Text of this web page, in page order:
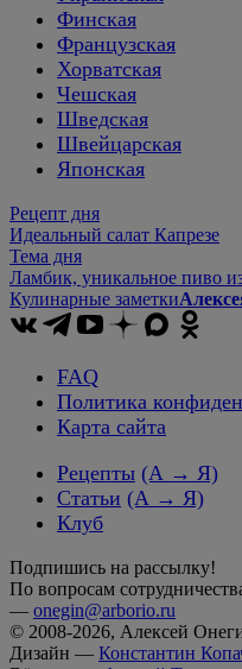
Финская
Французская
Хорватская
Чешская
Шведская
Швейцарская
Японская
Рецепт дня
Идеальный салат Капрезе
Тема дня
Ламбик, уникальное пиво
Кулинарные заметки
FAQ
Политика
Карта сайта
Рецепты (А → Я)
Статьи (А → Я)
Клуб
Подпишись на рассылку!
По вопросам
— onegin@arborio.ru
© 2008-2026, Алексей
Дизайн — Константин